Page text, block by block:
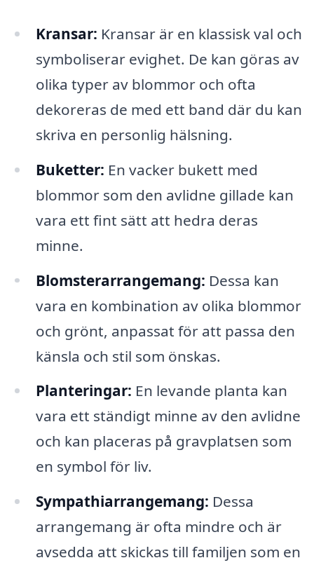
Kransar: Kransar är en klassisk val och
symboliserar evighet. De kan göras av
olika typer av blommor och ofta
dekoreras de med ett band där du kan
skriva en personlig hälsning.
Buketter: En vacker bukett med
blommor som den avlidne gillade kan
vara ett fint sätt att hedra deras
minne.
Blomsterarrangemang: Dessa kan
vara en kombination av olika blommor
och grönt, anpassat för att passa den
känsla och stil som önskas.
Planteringar: En levande planta kan
vara ett ständigt minne av den avlidne
och kan placeras på gravplatsen som
en symbol för liv.
Sympathiarrangemang: Dessa
arrangemang är ofta mindre och är
avsedda att skickas till familjen som en